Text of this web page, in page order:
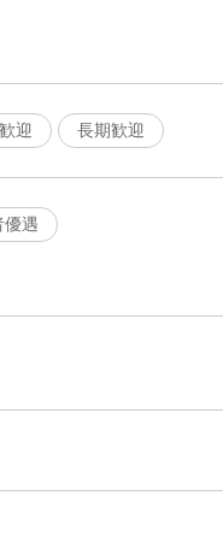
迎 長期歓迎
優遇